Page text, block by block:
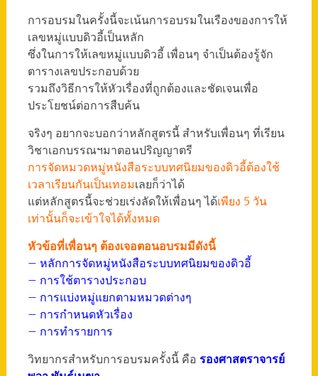
การอบรมในครั้งนี้จะเน้นการอบรมในเรืองของการให้
เลขหมู่แบบดิวอี้เป็นหลัก
ซึ่งในการให้เลขหมู่แบบดิวอี้ เพื่อนๆ จำเป็นต้องรู้จัก
ตารางเลขประกอบด้วย
รวมถึงวิธีการให้หัวเรื่องที่ถูกต้องและชัดเจนเพื่อ
ประโยชน์ต่อการสืบค้น
จริงๆ อยากจะบอกว่าหลักสูตรนี้ สำหรับเพื่อนๆ ที่เรียน
วิชาเอกบรรณฯมาตอนปริญญาตรี
การจัดหมวดหมู่หนังสือระบบทศนิยมของดิวอี้ต้องใช้
เวลาเรียนกันเป็นเทอมเลยก็ว่าได้
แต่หลักสูตรนี้จะช่วยเร่งลัดให้เพื่อนๆ ได้เพียง 5 วัน
เท่านั้นก็จะเข้าใจได้ทั้งหมด
หัวข้อที่เพื่อนๆ ต้องเจอตอนอบรมมีดังนี้
– หลักการจัดหมู่หนังสือระบบทศนิยมของดิวอี้
– การใช้ตารางประกอบ
– การแบ่งหมู่แยกตามหมวดต่างๆ
– การกำหนดหัวเรื่อง
– การทำรายการ
วิทยากรสำหรับการอบรมครั้งนี้ คือ รองศาสตราจารย์